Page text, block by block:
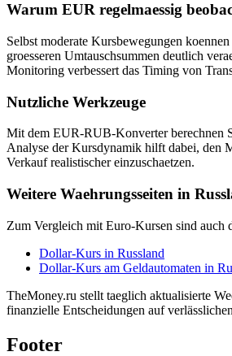
Warum EUR regelmaessig
Selbst moderate Kursbewegungen
groesseren Umtauschsummen deutlich
Monitoring verbessert das Timing von
Nutzliche Werkzeuge
Mit dem EUR-RUB-Konverter berechnen
Analyse der Kursdynamik hilft dabei, den
Verkauf realistischer einzuschaetzen.
Weitere Waehrungsseiten in
Zum Vergleich mit Euro-Kursen sind auch
Dollar-Kurs in Russland
Dollar-Kurs am Geldautomaten in
TheMoney.ru stellt taeglich aktualisierte
finanzielle Entscheidungen auf
Footer